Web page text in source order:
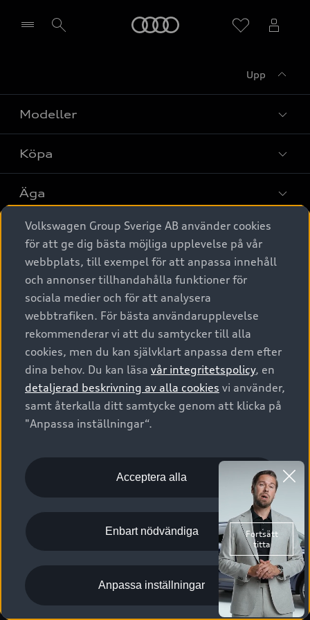
Upp
Modeller
Alla modeller
Elbilar
A6 modellerna
SUV
Avant
Audi Sport
Köpa
Privaterbjudanden
Privatleasing
Nya bilar i lager
Begagnade bilar i lager
Audi approved :plus - så gott som nya
Finansiering
Audi exclusive
Provkörning
Äga
Service & tillbehör
Audi digital services
Originaltillbehör - köp online
Garantier
Försäkring
Digitala manualer för din Audi
Audi Collection – livsstilsartiklar
Vanliga frågor
2G/3G nätet stängs ned - Hur påverkas min bil av detta?
Tjänstebil
Tjänstebil
Business lease online
Företagsleasing
Om Audi Sverige
Kontakta oss
Audi Återförsäljare/-serviceverkstad
myAudi
Pressmeddelanden
Nyhetsbrev
Vårt hållbarhetsarbete
Lediga tjänster huvudkontor
Lediga tjänster hos Audi Återförsäljare
Kommentar till mediauppgifter om dataläcka
© 2026 AUDI SVERIGE. All Rights Reserved.
Utgivare Juridiskt
Juridiskt Audi AG
Juridiskt Audi Digital Giveaway
Anpassa inställningar för cookies
Visselblåsarkanaler
Volkswagen Group Sverige AB använder cookies
för att ge dig bästa möjliga upplevelse på vår
webbplats, till exempel för att anpassa innehåll
och annonser tillhandahålla funktioner för
sociala medier och för att analysera
webbtrafiken. För bästa användarupplevelse
rekommenderar vi att du samtycker till alla
cookies, men du kan självklart anpassa dem efter
dina behov. Du kan läsa vår integritetspolicy, en
detaljerad beskrivning av alla cookies vi använder,
samt återkalla ditt samtycke genom att klicka på
"Anpassa inställningar“.
Acceptera alla
Enbart nödvändiga
Anpassa inställningar